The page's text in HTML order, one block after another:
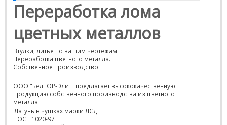
Переработка лома
цветных металлов
Втулки, литье по вашим чертежам.
Переработка цветного металла.
Собственное производство.
ООО "БелТОР-Элит" предлагает высококачественную
продукцию собственного производства из цветного
металла
Латунь в чушках марки ЛСд
ГОСТ 1020-97